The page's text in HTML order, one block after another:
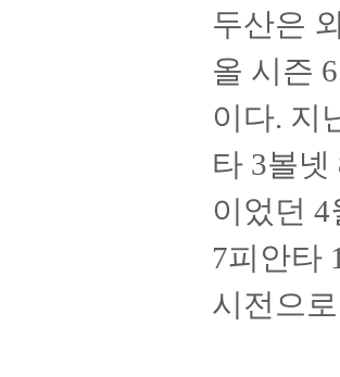
두산은
올 시즌
이다. 지
타 3볼
이었던
7피안타
시전으